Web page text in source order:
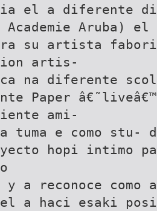
el a diferente
Academie Aruba)
su artista
artis-
na diferente
Paper
ami-
tuma e como
hopi intimo
y a reconoce como
el a haci esaki